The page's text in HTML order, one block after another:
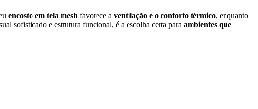
encosto em tela mesh favorece a ventilação e o conforto térmico, enquanto
sofisticado e estrutura funcional, é a escolha certa para ambientes que